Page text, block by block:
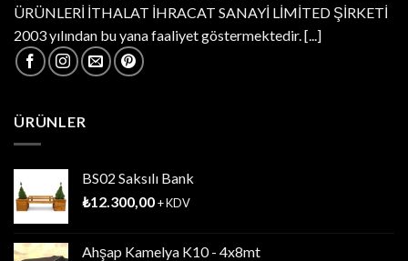
ÜRÜNLERİ İTHALAT İHRACAT SANAYİ LİMİTED ŞİRKETİ
2003 yılından bu yana faaliyet göstermektedir.[...]
ÜRÜNLER
BS02 Saksılı Bank
₺12.300,00+ KDV
Ahşap Kamelya K10 - 4x8mt